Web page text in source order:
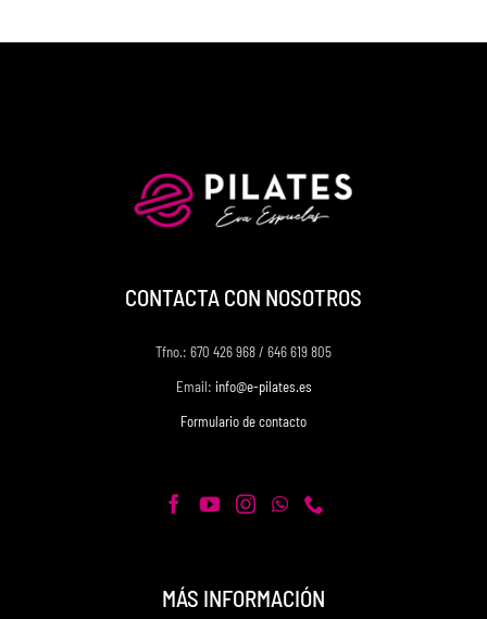
CONTACTA CON NOSOTROS
Tfno.: 670 426 968 / 646 619 805
Email: info@e-pilates.es
Formulario de contacto
MÁS INFORMACIÓN